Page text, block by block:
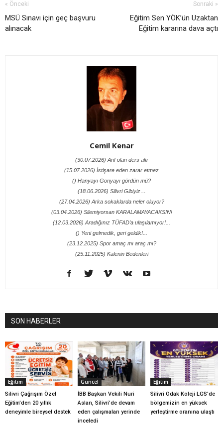
« Önceki
MSÜ Sınavı için geç başvuru
alınacak
Sonraki »
Eğitim Sen YÖK’ün Uzaktan
Eğitim kararına dava açtı
Cemil Kenar
(30.07.2026) Arif olan ders alır
(15.07.2026) İstişare eden zarar etmez
() Hanyayı Gonyayı gördün mü?
(18.06.2026) Silivri Gibiyiz…
(27.04.2026) Arka sokaklarda neler oluyor?
(03.04.2026) Silemiyorsan KARALAMAYACAKSIN!
(12.03.2026) Aradığınız TÜFAD’a ulaşılamıyor!...
() Yeni gelmedik, geri geldik!...
(23.12.2025) Spor amaç mı araç mı?
(25.11.2025) Kalenin Bedenleri
SON HABERLER
Eğitim
Silivri Çağrışım Özel
Eğitim'den 20 yıllık
deneyimle bireysel destek
Güncel
İBB Başkan Vekili Nuri
Aslan, Silivri’de devam
eden çalışmaları yerinde
inceledi
Eğitim
Silivri Odak Koleji LGS'de
bölgemizin en yüksek
yerleştirme oranına ulaştı